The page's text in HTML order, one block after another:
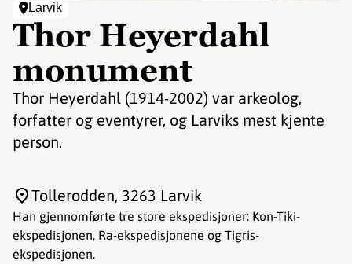
Larvik
Thor Heyerdahl
monument
Thor Heyerdahl (1914-2002) var arkeolog,
forfatter og eventyrer, og Larviks mest kjente
person.
​​​​Han gjennomførte tre store ekspedisjoner: Kon-Tiki-
ekspedisjonen, Ra-ekspedisjonene og Tigris-
ekspedisjonen.
Tollerodden, 3263 Larvik